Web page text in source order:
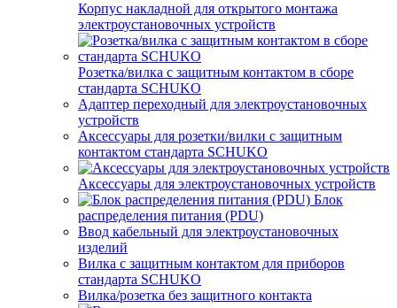
Корпус накладной для открытого монтажа
электроустановочных устройств
Розетка/вилка с защитным контактом в сборе
стандарта SCHUKO
Адаптер переходный для электроустановочных
устройств
Аксессуары для розетки/вилки с защитным
контактом стандарта SCHUKO
Аксессуары для электроустановочных устройств
Блок
распределения питания (PDU)
Ввод кабельный для электроустановочных
изделий
Вилка с защитным контактом для приборов
стандарта SCHUKO
Вилка/розетка без защитного контакта